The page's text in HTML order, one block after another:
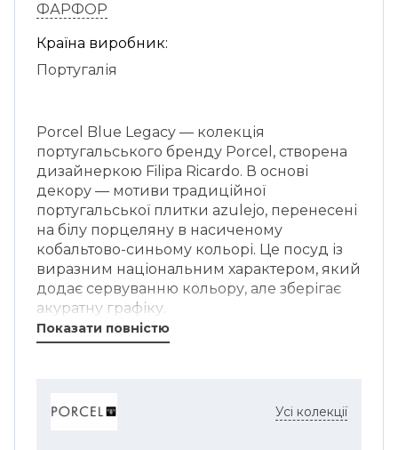
ФАРФОР
Країна виробник:
Португалія
Porcel Blue Legacy — колекція
португальського бренду Porcel, створена
дизайнеркою Filipa Ricardo. В основі
декору — мотиви традиційної
португальської плитки azulejo, перенесені
на білу порцеляну в насиченому
кобальтово-синьому кольорі. Це посуд із
виразним національним характером, який
додає сервуванню кольору, але зберігає
акуратну графіку.
Овальне блюдо Porcel Blue Legacy 39 см —
см зручний для подачі на кілька персон:
Показати повністю
Усі колекції